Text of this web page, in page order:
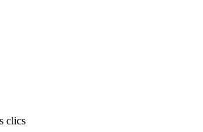
clics